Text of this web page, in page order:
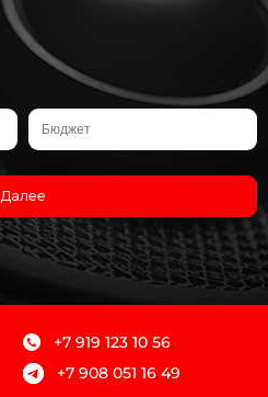
Далее
+7 919 123 10 56
+7 908 051 16 49